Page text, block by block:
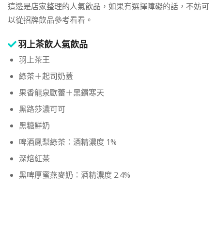
這邊是店家整理的人氣飲品，如果有選擇障礙的話，不妨可
以從招牌飲品參考看看。
羽上茶飲人氣飲品
羽上茶王
綠茶＋起司奶蓋
果香龍泉歐蕾＋黑鑚寒天
黑路莎濃可可
黑糖鮮奶
啤酒鳳梨綠茶：酒精濃度 1%
深焙紅茶
黑啤厚蜜燕麥奶：酒精濃度 2.4%